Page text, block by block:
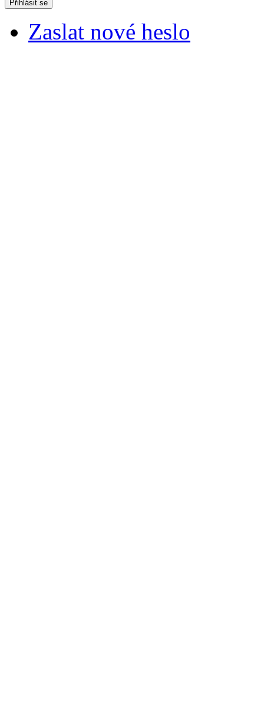
Zaslat nové heslo